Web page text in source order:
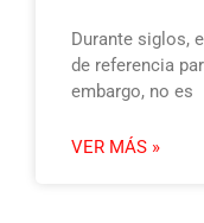
Durante siglos,
de referencia
embargo, no es
VER MÁS »